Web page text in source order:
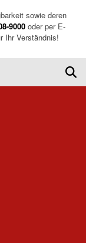
sowie deren
9000 oder per E-
Ihr Verständnis!